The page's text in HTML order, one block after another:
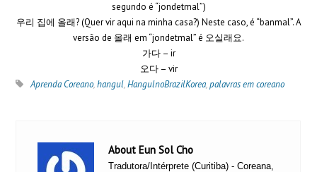
segundo é “jondetmal”)
우리 집에 올래? (Quer vir aqui na minha casa?) Neste caso, é “banmal”. A
versão de 올래 em “jondetmal” é 오실래요.
가다 – ir
오다 – vir
Aprenda Coreano,hangul,HangulnoBrazilKorea,palavras em coreano
About Eun Sol Cho
Tradutora/Intérprete (Curitiba) - Coreana,